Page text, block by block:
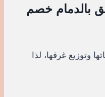
بالدمام خصم
وتوزيع غرفها، لذا